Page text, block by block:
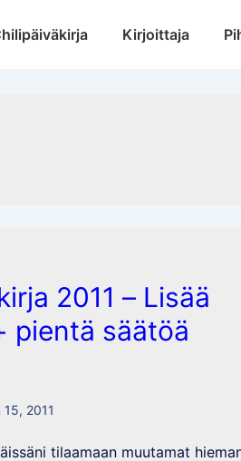
Kirjoittaja
2011 – Lisää
pientä säätöä
15, 2011
tilaamaan muutamat